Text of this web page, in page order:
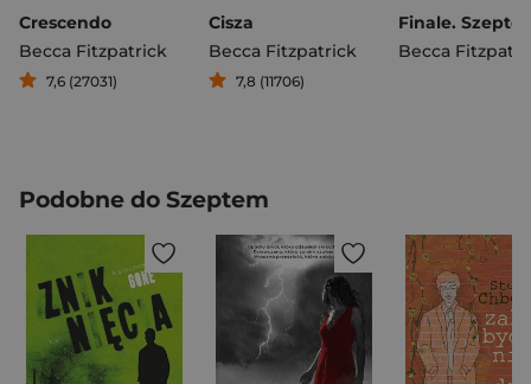
Crescendo
Becca Fitzpatrick
7,6 (27031)
Cisza
Becca Fitzpatrick
7,8 (11706)
Becca
Podobne do Szeptem